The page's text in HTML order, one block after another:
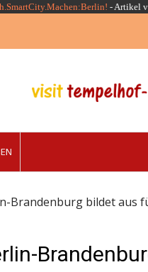
-Artikel
Brandenburg bildet aus